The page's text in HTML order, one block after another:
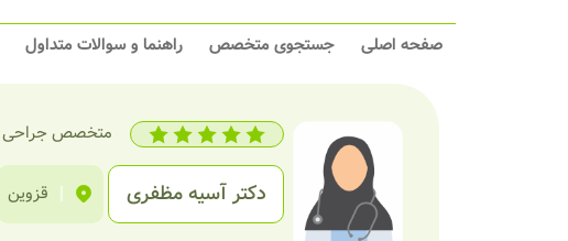
صفحه اصلی جستجوی متخصص راهنما و سوالات متداول
متخصص جراحی
دکتر آسیه مظفری | قزوین